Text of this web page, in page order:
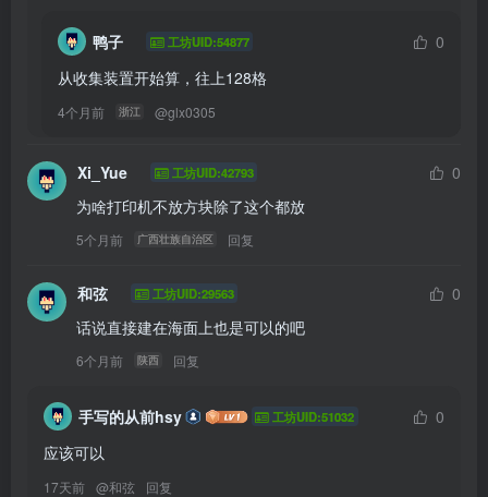
鸭子 工坊UID:54877
0
从收集装置开始算，往上128格
4个月前 浙江 @glx0305
Xi_Yue 工坊UID:42793
0
为啥打印机不放方块除了这个都放
5个月前 广西壮族自治区 回复
和弦 工坊UID:29563
0
话说直接建在海面上也是可以的吧
6个月前 陕西 回复
手写的从前hsy 工坊UID:51032
0
应该可以
17天前 @和弦 回复